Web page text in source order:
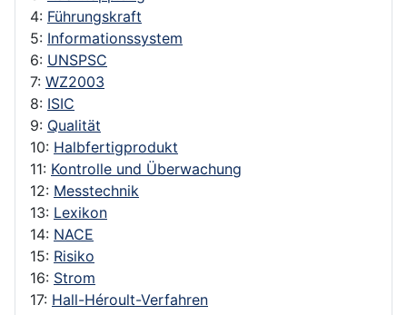
4: Führungskraft
5: Informationssystem
6: UNSPSC
7: WZ2003
8: ISIC
9: Qualität
10: Halbfertigprodukt
11: Kontrolle und Überwachung
12: Messtechnik
13: Lexikon
14: NACE
15: Risiko
16: Strom
17: Hall-Héroult-Verfahren